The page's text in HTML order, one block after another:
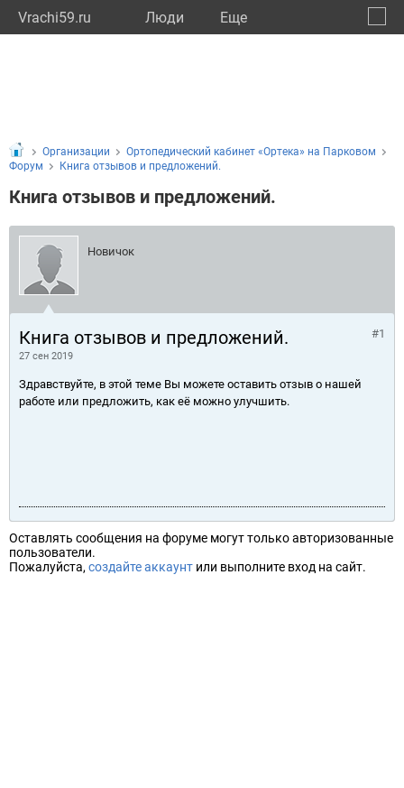
Vrachi59.ru Люди Eще
Организации
Ортопедический кабинет «Ортека» на Парковом
Форум
Книга отзывов и предложений.
Книга отзывов и предложений.
Новичок
Книга отзывов и предложений.
27 сен 2019
#1
Здравствуйте, в этой теме Вы можете оставить отзыв о нашей
работе или предложить, как её можно улучшить.
Оставлять сообщения на форуме могут только авторизованные
пользователи.
Пожалуйста, создайте аккаунт или выполните вход на сайт.